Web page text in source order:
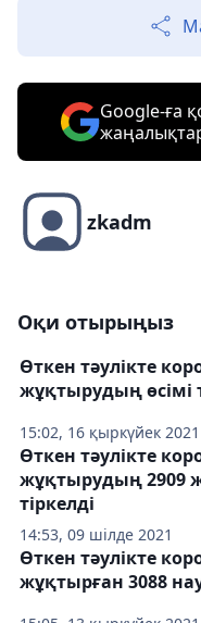
Google-ға
zkadm
Оқи отырыңыз
15:02, 16 қыркүйек 2021
Өткен тәулікте
жұқтырудың өсімі
14:53, 09 шілде 2021
Өткен тәулікте
жұқтырудың 2909
тіркелді
Өткен тәулікте
жұқтырған 3088